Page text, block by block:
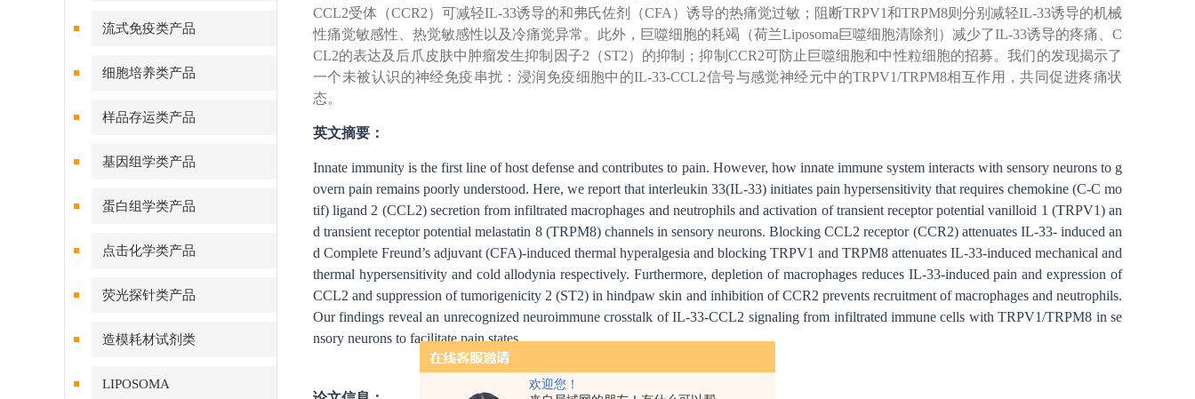
欢迎您！
流式免疫类产品
细胞培养类产品
样品存运类产品
基因组学类产品
蛋白组学类产品
点击化学类产品
荧光探针类产品
造模耗材试剂类
LIPOSOMA
CCL2受体（CCR2）可减轻IL-33诱导的和弗氏佐剂（CFA）诱导的热痛觉过敏；阻断TRPV1和TRPM8则分别减轻IL-33诱导的机械
性痛觉敏感性、热觉敏感性以及冷痛觉异常。此外，巨噬细胞的耗竭（荷兰Liposoma巨噬细胞清除剂）减少了IL-33诱导的疼痛、C
CL2的表达及后爪皮肤中肿瘤发生抑制因子2（ST2）的抑制；抑制CCR2可防止巨噬细胞和中性粒细胞的招募。我们的发现揭示了
一个未被认识的神经免疫串扰：浸润免疫细胞中的IL-33-CCL2信号与感觉神经元中的TRPV1/TRPM8相互作用，共同促进疼痛状
态。
英文摘要：
Innate immunity is the first line of host defense and contributes to pain. However, how innate immune system interacts with sensory neurons to g
overn pain remains poorly understood. Here, we report that interleukin 33(IL-33) initiates pain hypersensitivity that requires chemokine (C-C mo
tif) ligand 2 (CCL2) secretion from infiltrated macrophages and neutrophils and activation of transient receptor potential vanilloid 1 (TRPV1) an
d transient receptor potential melastatin 8 (TRPM8) channels in sensory neurons. Blocking CCL2 receptor (CCR2) attenuates IL-33- induced an
d Complete Freund’s adjuvant (CFA)-induced thermal hyperalgesia and blocking TRPV1 and TRPM8 attenuates IL-33-induced mechanical and
thermal hypersensitivity and cold allodynia respectively. Furthermore, depletion of macrophages reduces IL-33-induced pain and expression of
CCL2 and suppression of tumorigenicity 2 (ST2) in hindpaw skin and inhibition of CCR2 prevents recruitment of macrophages and neutrophils.
Our findings reveal an unrecognized neuroimmune crosstalk of IL-33-CCL2 signaling from infiltrated immune cells with TRPV1/TRPM8 in se
nsory neurons to facilitate pain states.